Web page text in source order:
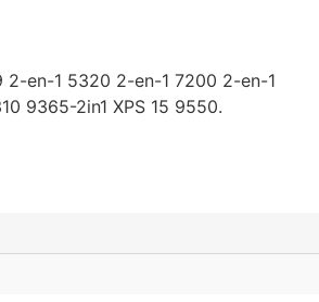
2-en-1 5320 2-en-1 7200 2-en-1
9365-2in1 XPS 15 9550.